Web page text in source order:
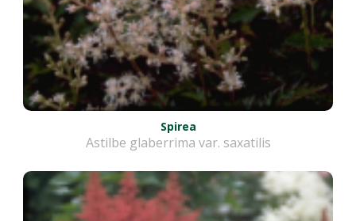
Spirea
Astilbe glaberrima var. saxatilis